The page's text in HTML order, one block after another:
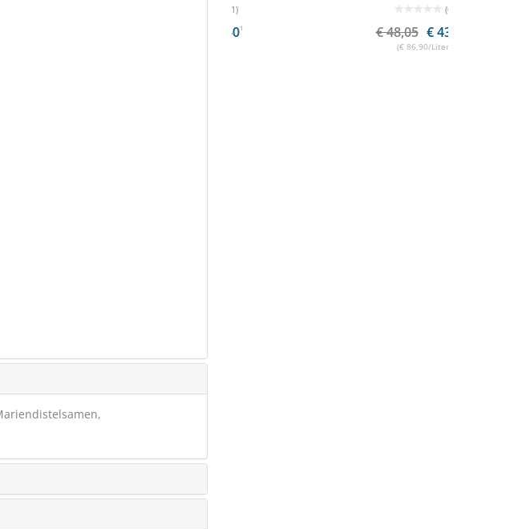
€ 43,45